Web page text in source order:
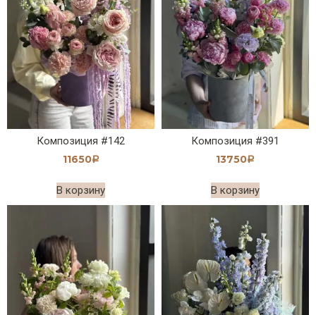
Композиция #142
11650Р
В корзину
Композиция #391
13750Р
В корзину